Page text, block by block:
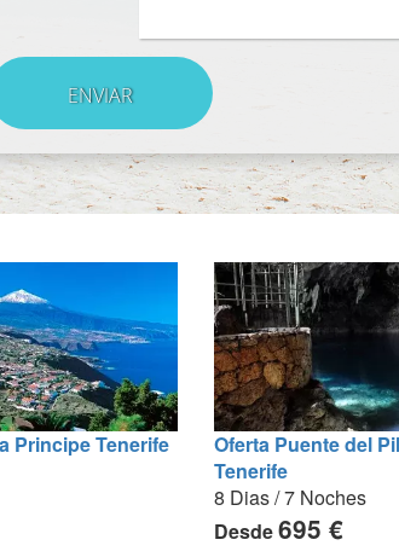
Principe Tenerife
Oferta Puente del
Tenerife
8 Dias / 7 Noches
Desde695 €